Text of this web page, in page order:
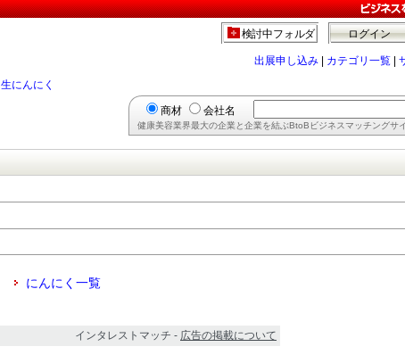
ログイン
検討中フォルダ
出展申し込み カテゴリ一覧
生にんにく
商材 会社名
健康美容業界最大の企業と企業を結ぶBtoBビジネスマッチングサ
にんにく一覧
インタレストマッチ - 広告の掲載について